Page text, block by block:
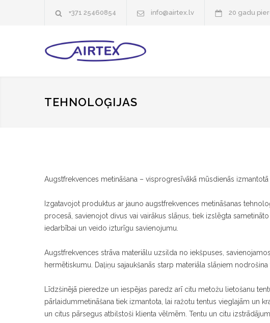
+371 25460854 info@airtex.lv 20 gadu
TEHNOLOĢIJAS
Augstfrekvences metināšana – visprogresīvākā mūsdienās
Izgatavojot produktus ar jauno augstfrekvences metināšanas
procesā, savienojot divus vai vairākus slāņus, tiek izslēgta
iedarbībai un veido izturīgu savienojumu.
Augstfrekvences strāva materiālu uzsilda no iekšpuses,
hermētiskumu. Daļiņu sajaukšanās starp materiāla slāņiem
Līdzšinējā pieredze un iespējas paredz arī citu metožu lietošanu
pārlaidummetināšana tiek izmantota, lai ražotu tentus vieglajām un
un citus pārsegus atbilstoši klienta vēlmēm. Tentu un citu